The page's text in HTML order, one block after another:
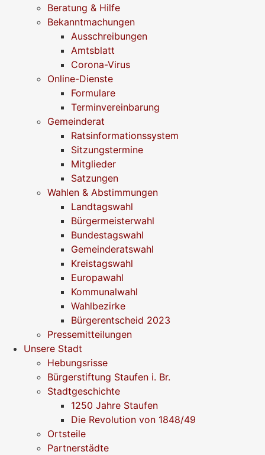
Beratung & Hilfe
Bekanntmachungen
Ausschreibungen
Amtsblatt
Corona-Virus
Online-Dienste
Formulare
Terminvereinbarung
Gemeinderat
Ratsinformationssystem
Sitzungstermine
Mitglieder
Satzungen
Wahlen & Abstimmungen
Landtagswahl
Bürgermeisterwahl
Bundestagswahl
Gemeinderatswahl
Kreistagswahl
Europawahl
Kommunalwahl
Wahlbezirke
Bürgerentscheid 2023
Pressemitteilungen
Unsere Stadt
Hebungsrisse
Bürgerstiftung Staufen i. Br.
Stadtgeschichte
1250 Jahre Staufen
Die Revolution von 1848/49
Ortsteile
Partnerstädte